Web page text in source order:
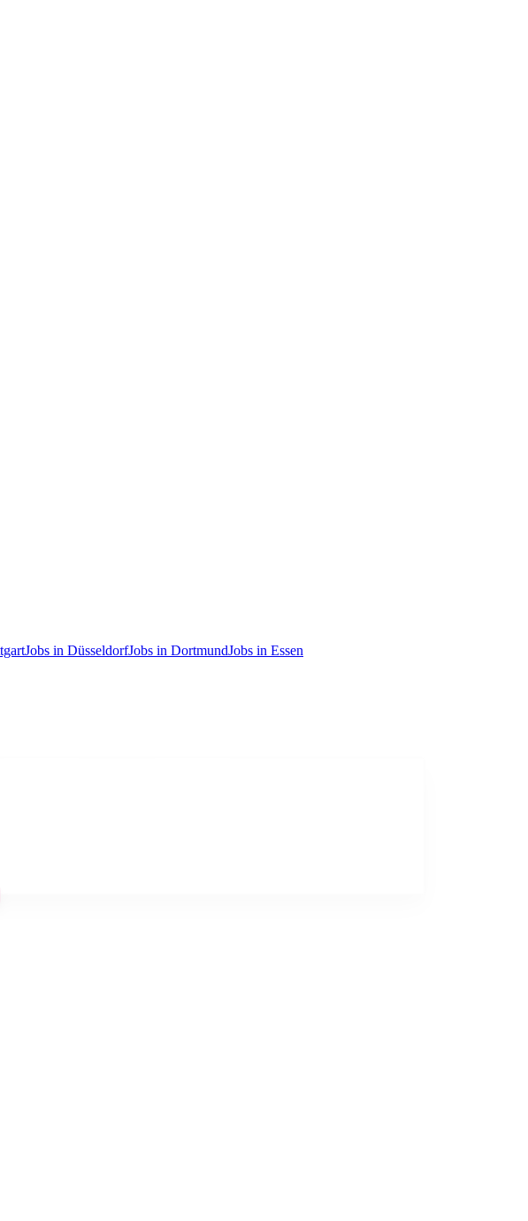
Jobs in DüsseldorfJobs in DortmundJobs in Essen